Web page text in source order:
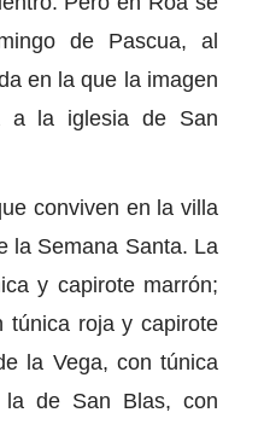
de Pascua, al
en la que la imagen
a la iglesia de San
conviven en la villa
la Semana Santa. La
y capirote marrón;
túnica roja y capirote
la Vega, con túnica
de San Blas, con